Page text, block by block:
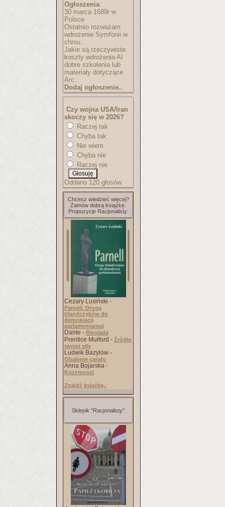
Ogłoszenia:
30 marca 1689r w
Polsce
Ostatnio rozważam
wdrożenie Symfonii w
chmu..
Jakie są rzeczywiste
koszty wdrożenia AI
dobre szkolenia lub
materiały dotyczące
Arc..
Dodaj ogłoszenie..
Czy wojna USA/Iran
skoczy się w 2026?
Raczej tak
Chyba tak
Nie wiem
Chyba nie
Raczej nie
Oddano 120 głosów.
Chcesz wiedzieć więcej?
Zamów dobrą książkę.
Propozycje Racjonalisty:
Cezary Lusiński -
Parnell. Droga
Irlandczyków do
demokracji
parlamentarnej
Dante - Biesiada
Prentice Mulford - Źródło
twojej siły
Ludwik Bazylow -
Obalenie caratu
Anna Bojarska -
Kozzmoss!
Znajdź książkę..
Sklepik "Racjonalisty"